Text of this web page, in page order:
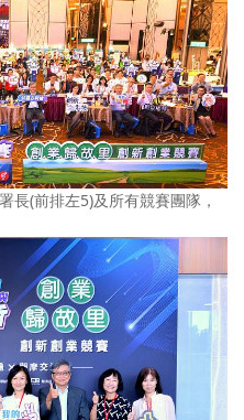
長(前排左5)及所有競賽團隊，